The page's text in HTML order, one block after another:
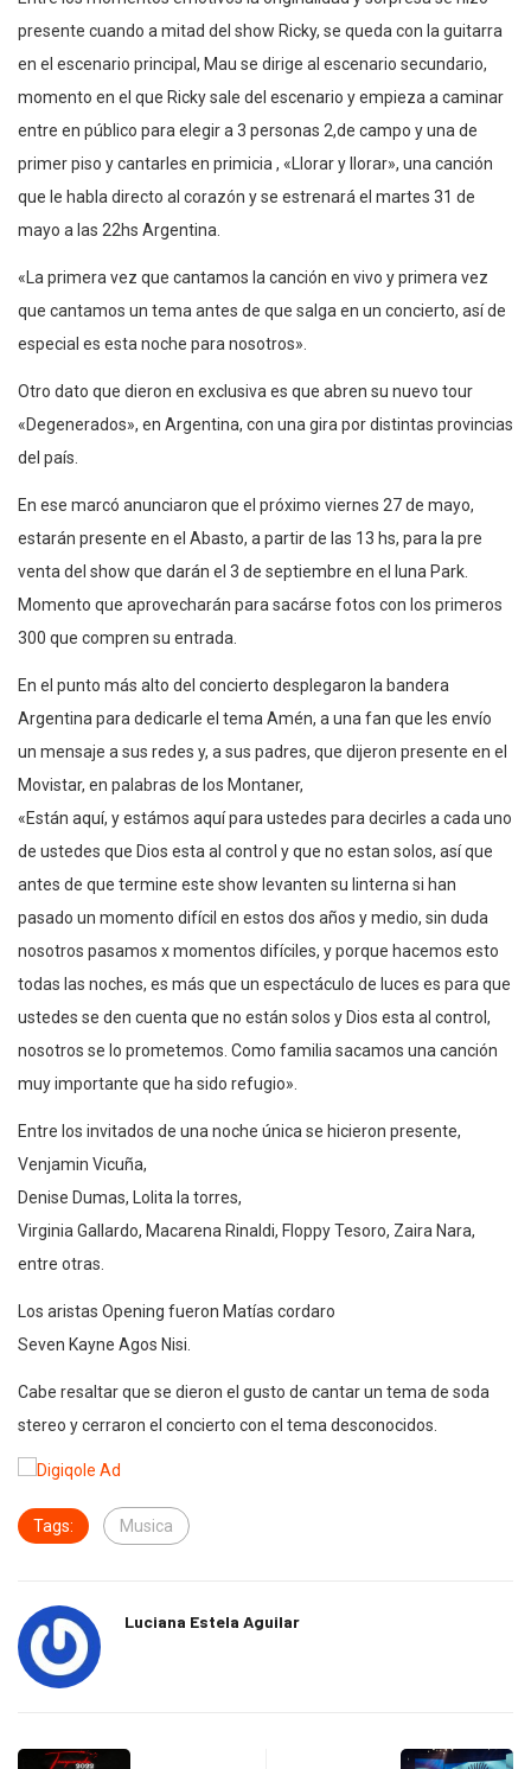
presente cuando a mitad del show Ricky, se queda con la guitarra
en el escenario principal, Mau se dirige al escenario secundario,
momento en el que Ricky sale del escenario y empieza a caminar
entre en público para elegir a 3 personas 2,de campo y una de
primer piso y cantarles en primicia , «Llorar y llorar», una canción
que le habla directo al corazón y se estrenará el martes 31 de
mayo a las 22hs Argentina.
«La primera vez que cantamos la canción en vivo y primera vez
que cantamos un tema antes de que salga en un concierto, así de
especial es esta noche para nosotros».
Otro dato que dieron en exclusiva es que abren su nuevo tour
«Degenerados», en Argentina, con una gira por distintas provincias
del país.
En ese marcó anunciaron que el próximo viernes 27 de mayo,
estarán presente en el Abasto, a partir de las 13 hs, para la pre
venta del show que darán el 3 de septiembre en el luna Park.
Momento que aprovecharán para sacárse fotos con los primeros
300 que compren su entrada.
En el punto más alto del concierto desplegaron la bandera
Argentina para dedicarle el tema Amén, a una fan que les envío
un mensaje a sus redes y, a sus padres, que dijeron presente en el
Movistar, en palabras de los Montaner,
«Están aquí, y estámos aquí para ustedes para decirles a cada uno
de ustedes que Dios esta al control y que no estan solos, así que
antes de que termine este show levanten su linterna si han
pasado un momento difícil en estos dos años y medio, sin duda
nosotros pasamos x momentos difíciles, y porque hacemos esto
todas las noches, es más que un espectáculo de luces es para que
ustedes se den cuenta que no están solos y Dios esta al control,
nosotros se lo prometemos. Como familia sacamos una canción
muy importante que ha sido refugio».
Entre los invitados de una noche única se hicieron presente,
Venjamin Vicuña,
Denise Dumas, Lolita la torres,
Virginia Gallardo, Macarena Rinaldi, Floppy Tesoro, Zaira Nara,
entre otras.
Los aristas Opening fueron Matías cordaro
Seven Kayne Agos Nisi.
Cabe resaltar que se dieron el gusto de cantar un tema de soda
stereo y cerraron el concierto con el tema desconocidos.
Tags: Musica
Luciana Estela Aguilar